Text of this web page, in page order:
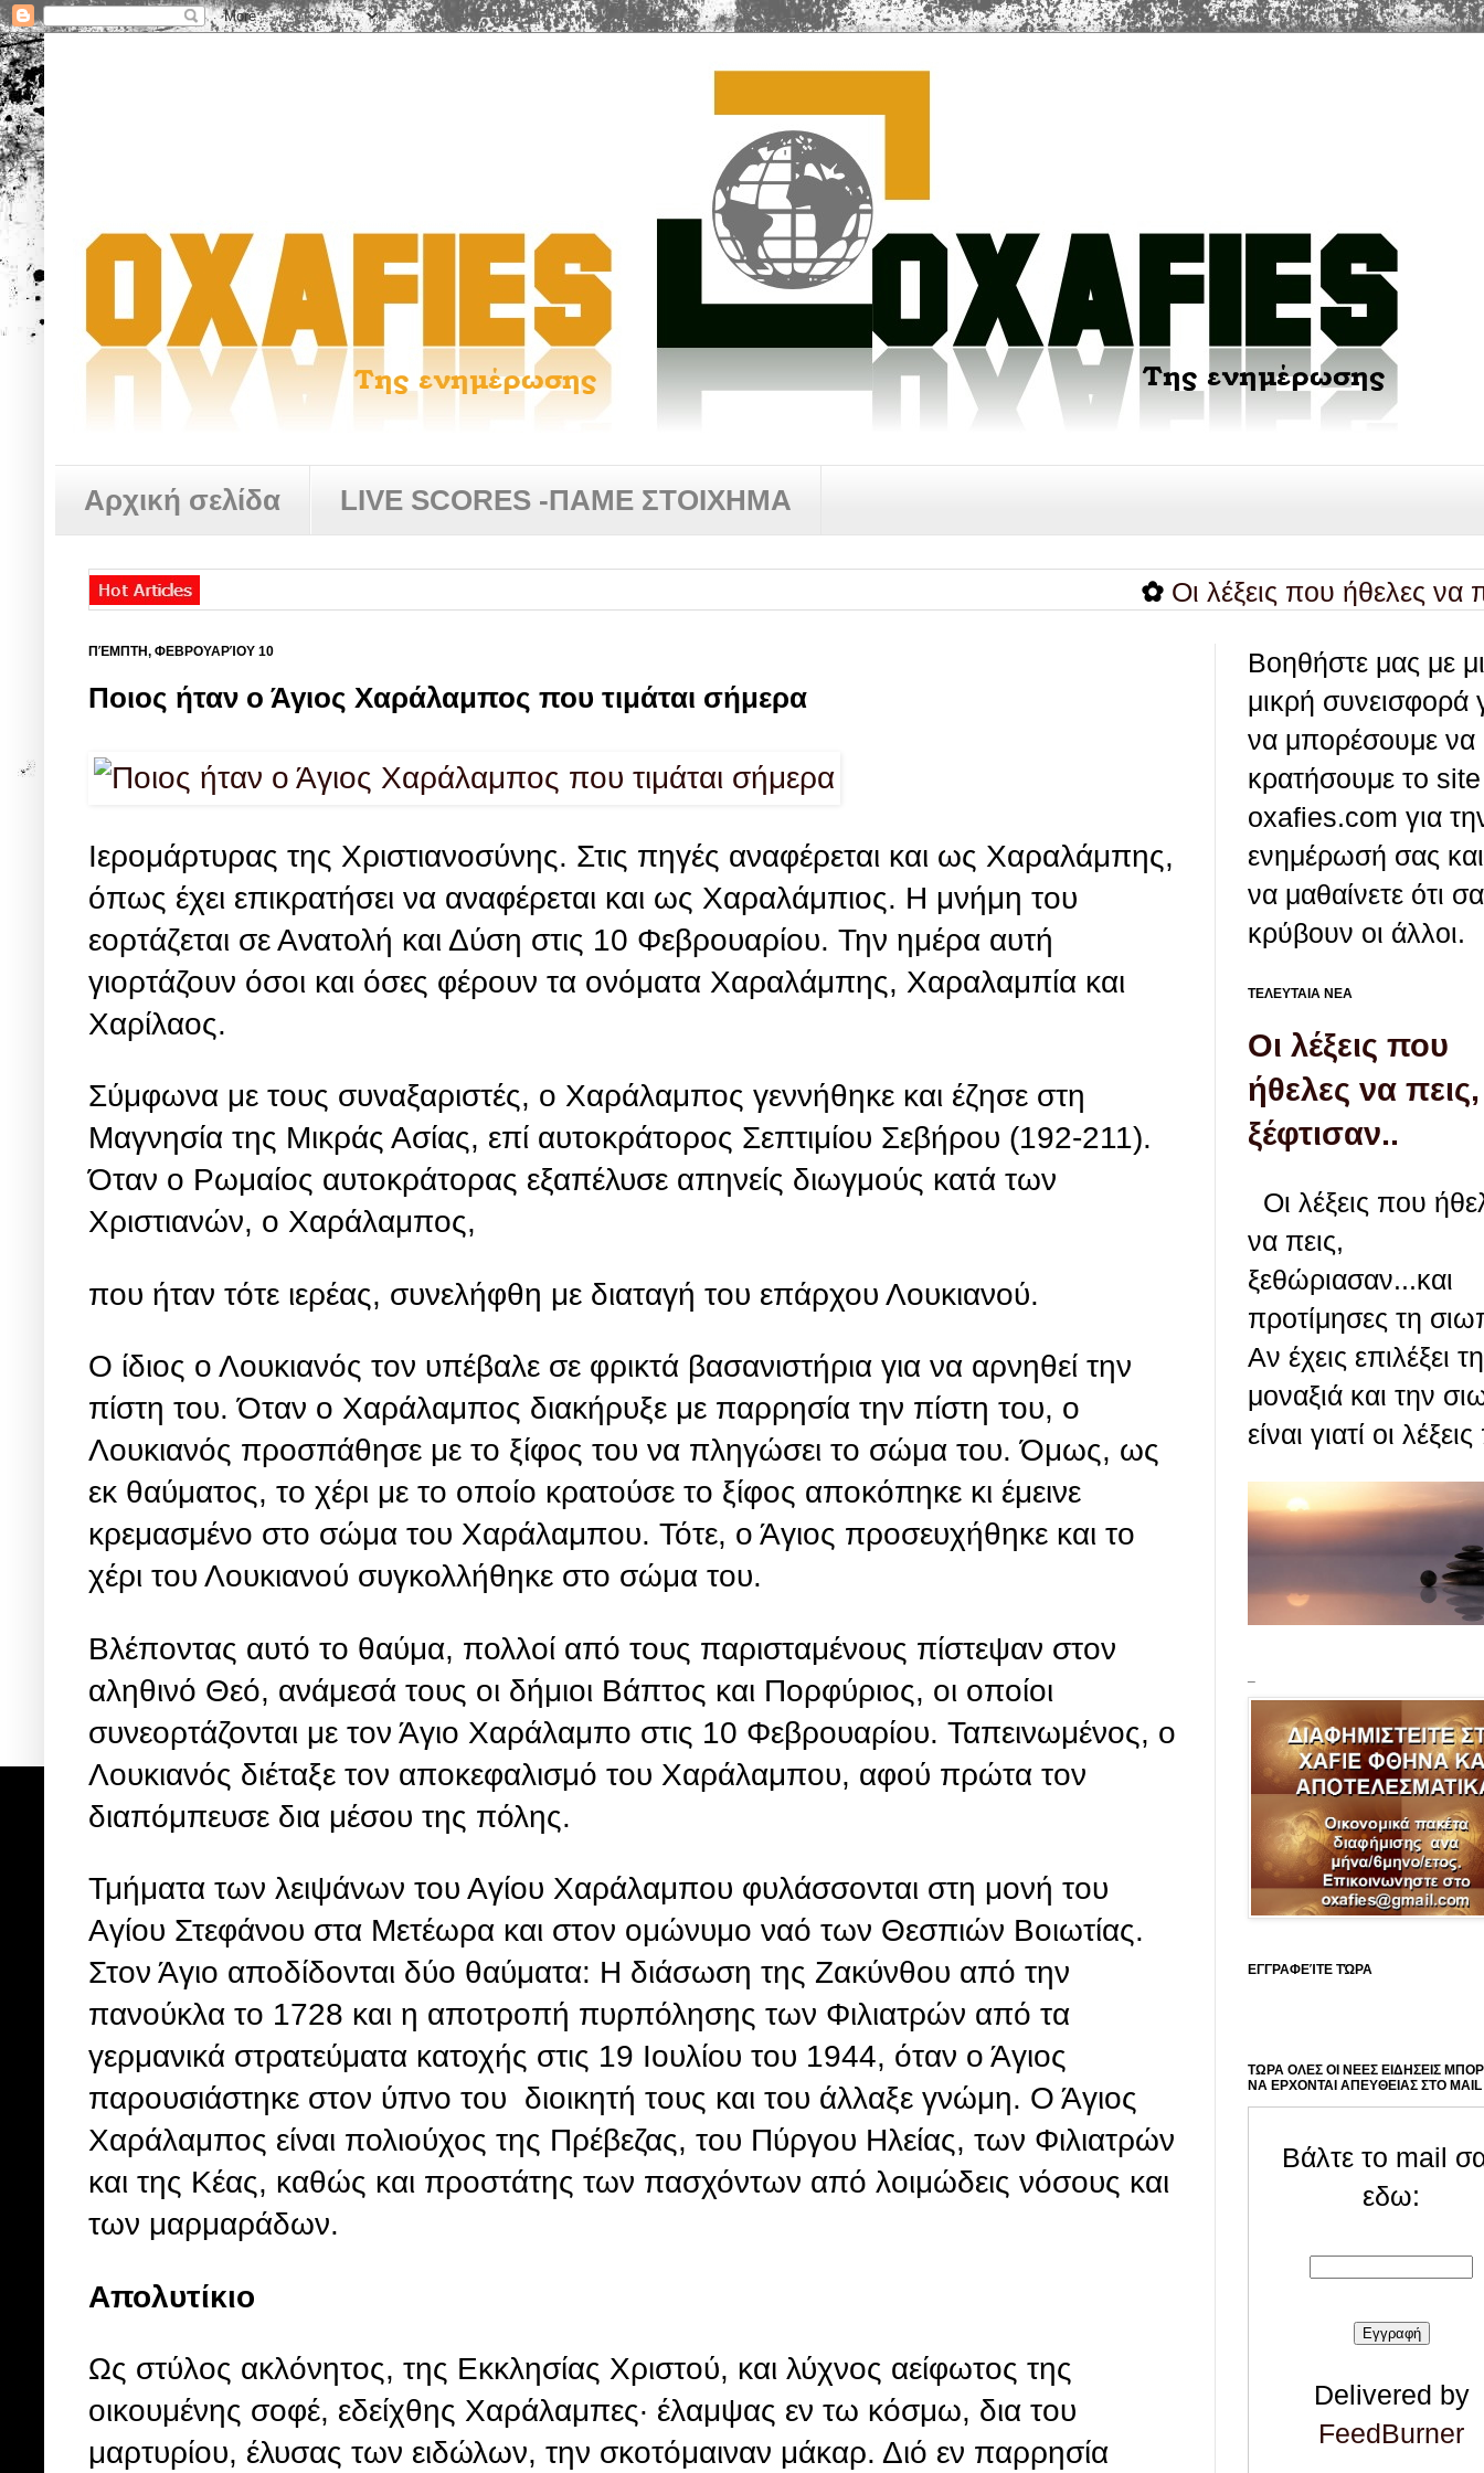
Αρχική σελίδα LIVE SCORES -ΠΑΜΕ ΣΤΟΙΧΗΜΑ
Οι λέξεις που ήθελες να πεις,
ΠΈΜΠΤΗ, ΦΕΒΡΟΥΑΡΊΟΥ 10
Ποιος ήταν ο Άγιος Χαράλαμπος που τιμάται σήμερα
Ιερομάρτυρας της Χριστιανοσύνης. Στις πηγές αναφέρεται και ως Χαραλάμπης,
όπως έχει επικρατήσει να αναφέρεται και ως Χαραλάμπιος. Η μνήμη του
εορτάζεται σε Ανατολή και Δύση στις 10 Φεβρουαρίου. Την ημέρα αυτή
γιορτάζουν όσοι και όσες φέρουν τα ονόματα Χαραλάμπης, Χαραλαμπία και
Χαρίλαος.
Σύμφωνα με τους συναξαριστές, ο Χαράλαμπος γεννήθηκε και έζησε στη
Μαγνησία της Μικράς Ασίας, επί αυτοκράτορος Σεπτιμίου Σεβήρου (192-211).
Όταν ο Ρωμαίος αυτοκράτορας εξαπέλυσε απηνείς διωγμούς κατά των
Χριστιανών, ο Χαράλαμπος,
που ήταν τότε ιερέας, συνελήφθη με διαταγή του επάρχου Λουκιανού.
Ο ίδιος ο Λουκιανός τον υπέβαλε σε φρικτά βασανιστήρια για να αρνηθεί την
πίστη του. Όταν ο Χαράλαμπος διακήρυξε με παρρησία την πίστη του, ο
Λουκιανός προσπάθησε με το ξίφος του να πληγώσει το σώμα του. Όμως, ως
εκ θαύματος, το χέρι με το οποίο κρατούσε το ξίφος αποκόπηκε κι έμεινε
κρεμασμένο στο σώμα του Χαράλαμπου. Τότε, ο Άγιος προσευχήθηκε και το
χέρι του Λουκιανού συγκολλήθηκε στο σώμα του.
Βλέποντας αυτό το θαύμα, πολλοί από τους παρισταμένους πίστεψαν στον
αληθινό Θεό, ανάμεσά τους οι δήμιοι Βάπτος και Πορφύριος, οι οποίοι
συνεορτάζονται με τον Άγιο Χαράλαμπο στις 10 Φεβρουαρίου. Ταπεινωμένος, ο
Λουκιανός διέταξε τον αποκεφαλισμό του Χαράλαμπου, αφού πρώτα τον
διαπόμπευσε δια μέσου της πόλης.
Τμήματα των λειψάνων του Αγίου Χαράλαμπου φυλάσσονται στη μονή του
Αγίου Στεφάνου στα Μετέωρα και στον ομώνυμο ναό των Θεσπιών Βοιωτίας.
Στον Άγιο αποδίδονται δύο θαύματα: Η διάσωση της Ζακύνθου από την
πανούκλα το 1728 και η αποτροπή πυρπόλησης των Φιλιατρών από τα
γερμανικά στρατεύματα κατοχής στις 19 Ιουλίου του 1944, όταν ο Άγιος
παρουσιάστηκε στον ύπνο του διοικητή τους και του άλλαξε γνώμη. Ο Άγιος
Χαράλαμπος είναι πολιούχος της Πρέβεζας, του Πύργου Ηλείας, των Φιλιατρών
και της Κέας, καθώς και προστάτης των πασχόντων από λοιμώδεις νόσους και
των μαρμαράδων.
Απολυτίκιο
Ως στύλος ακλόνητος, της Εκκλησίας Χριστού, και λύχνος αείφωτος της
οικουμένης σοφέ, εδείχθης Χαράλαμπες· έλαμψας εν τω κόσμω, δια του
μαρτυρίου, έλυσας των ειδώλων, την σκοτόμαιναν μάκαρ. Διό εν παρρησία
Βοηθήστε μας με
μικρή συνεισφορά
να μπορέσουμε να
κρατήσουμε το site
oxafies.com για
ενημέρωσή σας
να μαθαίνετε ότι
κρύβουν οι άλλοι.
ΤΕΛΕΥΤΑΙΑ ΝΕΑ
Οι λέξεις που
ήθελες να πεις,
ξέφτισαν..
Οι λέξεις που
να πεις,
ξεθώριασαν...και
προτίμησες τη
Αν έχεις επιλέξει
μοναξιά και την
είναι γιατί οι
ΕΓΓΡΑΦΕΊΤΕ ΤΏΡΑ
ΤΩΡΑ ΟΛΕΣ ΟΙ ΝΕΕΣ ΕΙΔΗΣΕΙΣ
ΝΑ ΕΡΧΟΝΤΑΙ ΑΠΕΥΘΕΙΑΣ ΣΤΟ
Βάλτε το mail
εδω:
Delivered by
FeedBurner